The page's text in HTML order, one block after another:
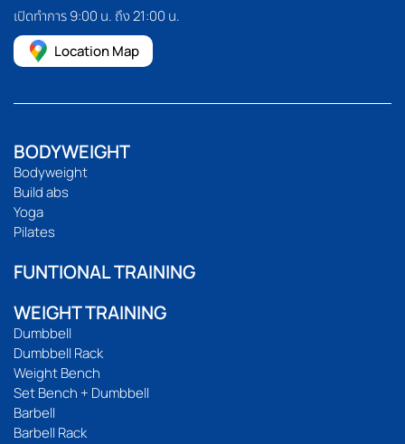
เปิดทำการ 9:00 น. ถึง 21:00 น.
Location Map
BODYWEIGHT
Bodyweight
Build abs
Yoga
Pilates
FUNTIONAL TRAINING
WEIGHT TRAINING
Dumbbell
Dumbbell Rack
Weight Bench
Set Bench + Dumbbell
Barbell
Barbell Rack